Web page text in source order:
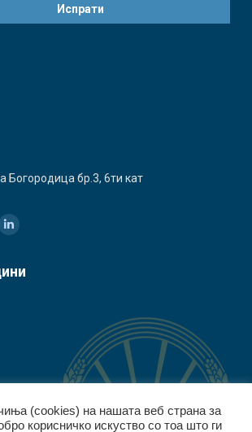
Богородица бр.3, 6ти кат
Linkedin
page
window
(cookies) на нашата веб страна за
корисничко искуство со тоа што ги